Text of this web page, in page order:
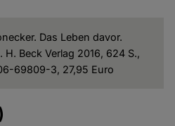
Das Leben davor.
Beck Verlag 2016, 624 S.,
69809-3, 27,95 Euro